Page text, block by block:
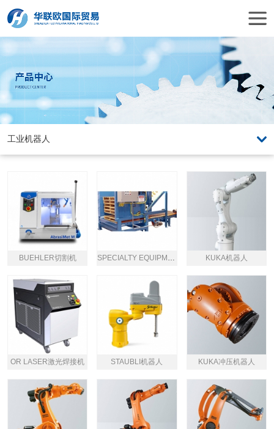
BUEHLER切割机 SPECIALTY EQUIPMENT码垛机 KUKA机器人
OR LASER激光焊接机 STAUBLI机器人 KUKA冲压机器人